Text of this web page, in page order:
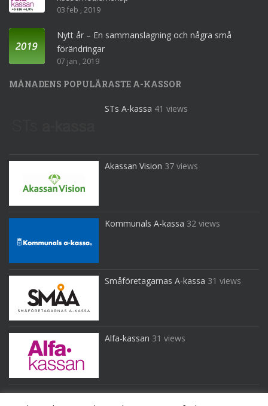
03 feb , 2019
Nytt år – En sammanslagning och några små
förändringar
07 jan , 2019
MÅNADENS POPULÄRASTE A-KASSOR
STs A-kassa 41 views
Akassan Vision 37 views
Kommunals A-kassa 32 views
Småföretagarnas A-kassa 31 views
Alfa-kassan 31 views